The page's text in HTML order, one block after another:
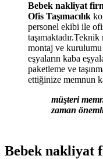
Bebek nakliyat
Ofis Taşımacılık
personel ekibi ile
montaj ve kurulumu
eşyaların kaba
paketleme ve
ettiğinize memnun
müşteri
zaman
Bebek nakliyat